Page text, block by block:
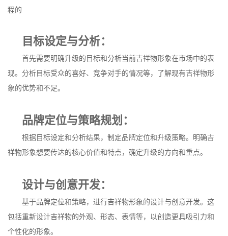
程的
目标设定与分析：
首先需要明确升级的目标和分析当前吉祥物形象在市场中的表
现。分析目标受众的喜好、竞争对手的情况等，了解现有吉祥物形
象的优势和不足。
品牌定位与策略规划：
根据目标设定和分析结果，制定品牌定位和升级策略。明确吉
祥物形象想要传达的核心价值和特点，确定升级的方向和重点。
设计与创意开发：
基于品牌定位和策略，进行吉祥物形象的设计与创意开发。这
包括重新设计吉祥物的外观、形态、表情等，以创造更具吸引力和
个性化的形象。